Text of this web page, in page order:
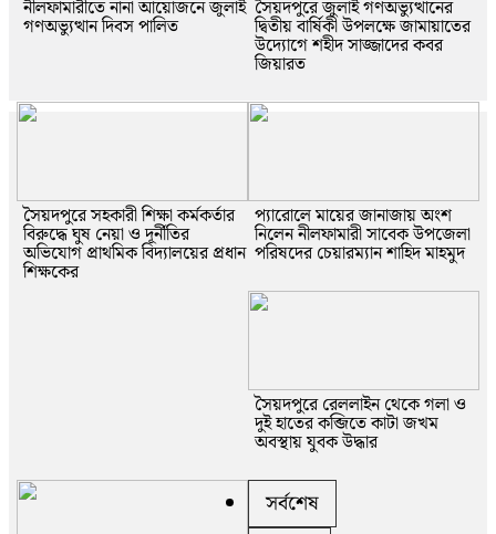
নীলফামারীতে নানা আয়োজনে জুলাই
গণঅভ্যুত্থান দিবস পালিত
সৈয়দপুরে জুলাই গণঅভ্যুত্থানের
দ্বিতীয় বার্ষিকী উপলক্ষে জামায়াতের
উদ্যোগে শহীদ সাজ্জাদের কবর
জিয়ারত
সৈয়দপুরে সহকারী শিক্ষা কর্মকর্তার
বিরুদ্ধে ঘুষ নেয়া ও দূর্নীতির
অভিযোগ প্রাথমিক বিদ্যালয়ের প্রধান
শিক্ষকের
প্যারোলে মায়ের জানাজায় অংশ
নিলেন নীলফামারী সাবেক উপজেলা
পরিষদের চেয়ারম্যান শাহিদ মাহমুদ
সৈয়দপুরে রেললাইন থেকে গলা ও
দুই হাতের কব্জিতে কাটা জখম
অবস্থায় যুবক উদ্ধার
সর্বশেষ